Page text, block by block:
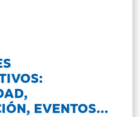
EVENTOS...